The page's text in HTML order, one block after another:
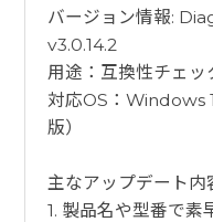
バージョン情報:
v3.0.14.2
用途：互換性チェッ
対応OS：Windows
版）
主なアップデート内
1. 製品名や型番で素